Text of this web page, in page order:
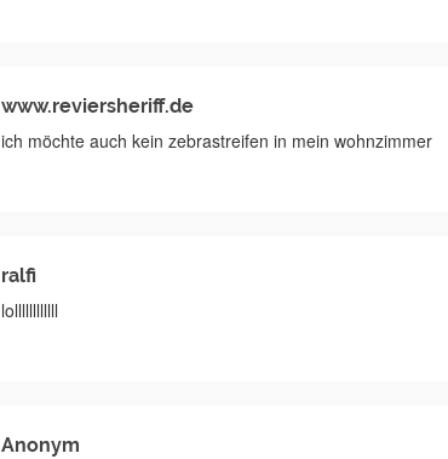
www.reviersheriff.de
ich möchte auch kein zebrastreifen in mein wohnzimmer
ralfi
lollllllllllll
Anonym